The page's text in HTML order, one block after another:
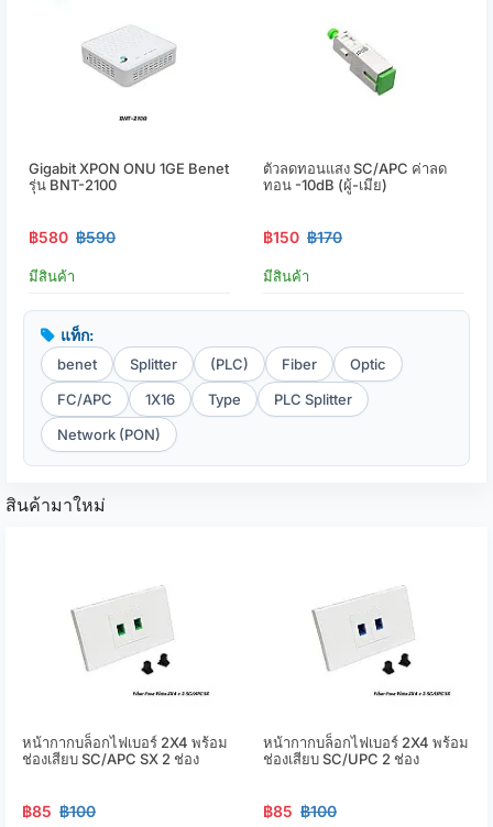
Gigabit XPON ONU 1GE Benet
รุ่น BNT-2100
฿580 ฿590
มีสินค้า
ตัวลดทอนแสง SC/APC ค่าลด
ทอน -10dB (ผู้-เมีย)
฿150 ฿170
มีสินค้า
แท็ก:
benet Splitter (PLC) Fiber
Optic
FC/APC
1X16 Type
PLC Splitter
Network (PON)
สินค้ามาใหม่
หน้ากากบล็อกไฟเบอร์ 2X4 พร้อม
ช่องเสียบ SC/APC SX 2 ช่อง
฿85 ฿100
หน้ากากบล็อกไฟเบอร์ 2X4 พร้อม
ช่องเสียบ SC/UPC 2 ช่อง
฿85 ฿100